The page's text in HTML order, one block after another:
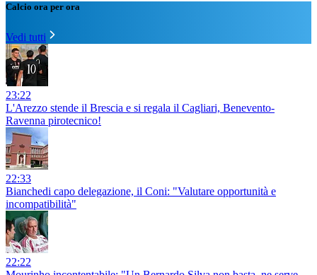
Calcio ora per ora
Vedi tutti
23:22
L'Arezzo stende il Brescia e si regala il Cagliari, Benevento-
Ravenna pirotecnico!
22:33
Bianchedi capo delegazione, il Coni: "Valutare opportunità e
incompatibilità"
22:22